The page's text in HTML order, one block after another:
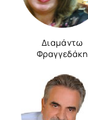
Διαμάντω
Φραγγεδάκη